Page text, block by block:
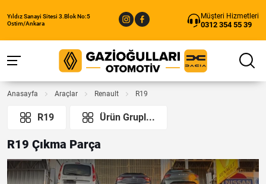
Yıldız Sanayi Sitesi 3.Blok No:5
Ostim/Ankara
Müşteri Hizmetleri
0312 354 55 39
Anasayfa Araçlar Renault R19
R19 Ürün Grupl...
R19 Çıkma Parça